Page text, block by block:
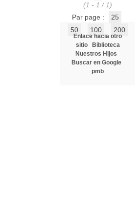
(1 - 1 / 1)
Par page :
25
50
100 200
Enlace hacia otro
sitio
Biblioteca
Nuestros Hijos
Buscar en Google
pmb